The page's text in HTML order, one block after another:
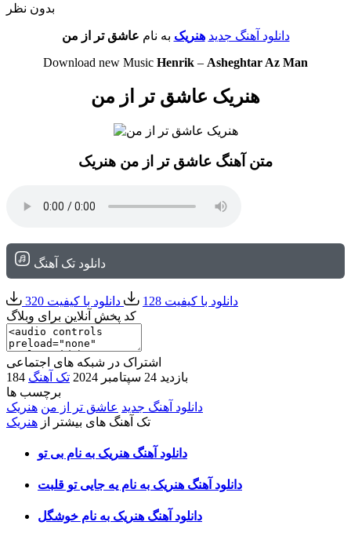
بدون نظر
دانلود آهنگ جدید هنریک به نام عاشق تر از من
Download new Music Henrik – Asheghtar Az Man
هنریک عاشق تر از من
متن آهنگ عاشق تر از من هنریک
دانلود تک آهنگ
دانلود با کیفیت 128
دانلود با کیفیت 320
کد پخش آنلاین برای وبلاگ
اشتراک در شبکه های اجتماعی
184 بازدید 24 سپتامبر 2024
تک آهنگ
برچسب ها
دانلود آهنگ جدید عاشق تر از من هنریک
تک آهنگ های بیشتر از هنریک
دانلود آهنگ هنریک به نام بی تو
دانلود آهنگ هنریک به نام یه جایی تو قلبت
دانلود آهنگ هنریک به نام خوشگل